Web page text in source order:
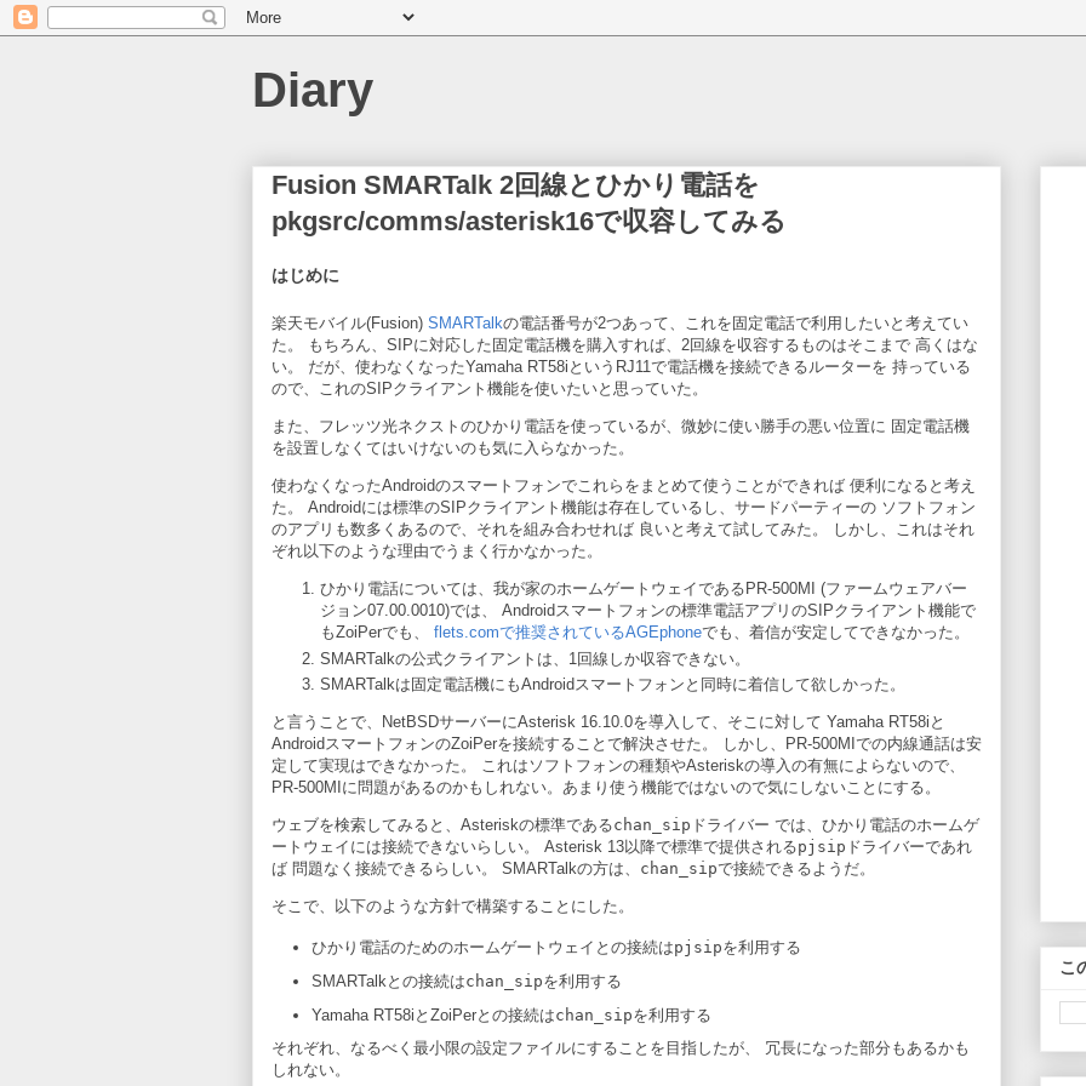
Diary
Fusion SMARTalk 2回線とひかり電話を
pkgsrc/comms/asterisk16で収容してみる
はじめに
楽天モバイル(Fusion) SMARTalkの電話番号が2つあって、これを固定電話で利用したいと考えてい
た。 もちろん、SIPに対応した固定電話機を購入すれば、2回線を収容するものはそこまで 高くはな
い。 だが、使わなくなったYamaha RT58iというRJ11で電話機を接続できるルーターを 持っている
ので、これのSIPクライアント機能を使いたいと思っていた。
また、フレッツ光ネクストのひかり電話を使っているが、微妙に使い勝手の悪い位置に 固定電話機
を設置しなくてはいけないのも気に入らなかった。
使わなくなったAndroidのスマートフォンでこれらをまとめて使うことができれば 便利になると考え
た。 Androidには標準のSIPクライアント機能は存在しているし、サードパーティーの ソフトフォン
のアプリも数多くあるので、それを組み合わせれば 良いと考えて試してみた。 しかし、これはそれ
ぞれ以下のような理由でうまく行かなかった。
ひかり電話については、我が家のホームゲートウェイであるPR-500MI (ファームウェアバー
ジョン07.00.0010)では、 Androidスマートフォンの標準電話アプリのSIPクライアント機能で
もZoiPerでも、 flets.comで推奨されているAGEphoneでも、着信が安定してできなかった。
SMARTalkの公式クライアントは、1回線しか収容できない。
SMARTalkは固定電話機にもAndroidスマートフォンと同時に着信して欲しかった。
と言うことで、NetBSDサーバーにAsterisk 16.10.0を導入して、そこに対して Yamaha RT58iと
AndroidスマートフォンのZoiPerを接続することで解決させた。 しかし、PR-500MIでの内線通話は安
定して実現はできなかった。 これはソフトフォンの種類やAsteriskの導入の有無によらないので、
PR-500MIに問題があるのかもしれない。あまり使う機能ではないので気にしないことにする。
ウェブを検索してみると、Asteriskの標準であるchan_sip ドライバー では、ひかり電話のホームゲ
ートウェイには接続できないらしい。 Asterisk 13以降で標準で提供されるpjsip ドライバーであれ
ば 問題なく接続できるらしい。 SMARTalkの方は、 chan_sipで接続できるようだ。
そこで、以下のような方針で構築することにした。
ひかり電話のためのホームゲートウェイとの接続はpjsipを利用する
SMARTalkとの接続はchan_sipを利用する
Yamaha RT58iとZoiPerとの接続はchan_sipを利用する
それぞれ、なるべく最小限の設定ファイルにすることを目指したが、 冗長になった部分もあるかも
しれない。
こ